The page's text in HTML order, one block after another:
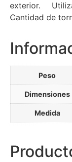
exterior.
Cantidad de
Peso
Dimensiones
Medida